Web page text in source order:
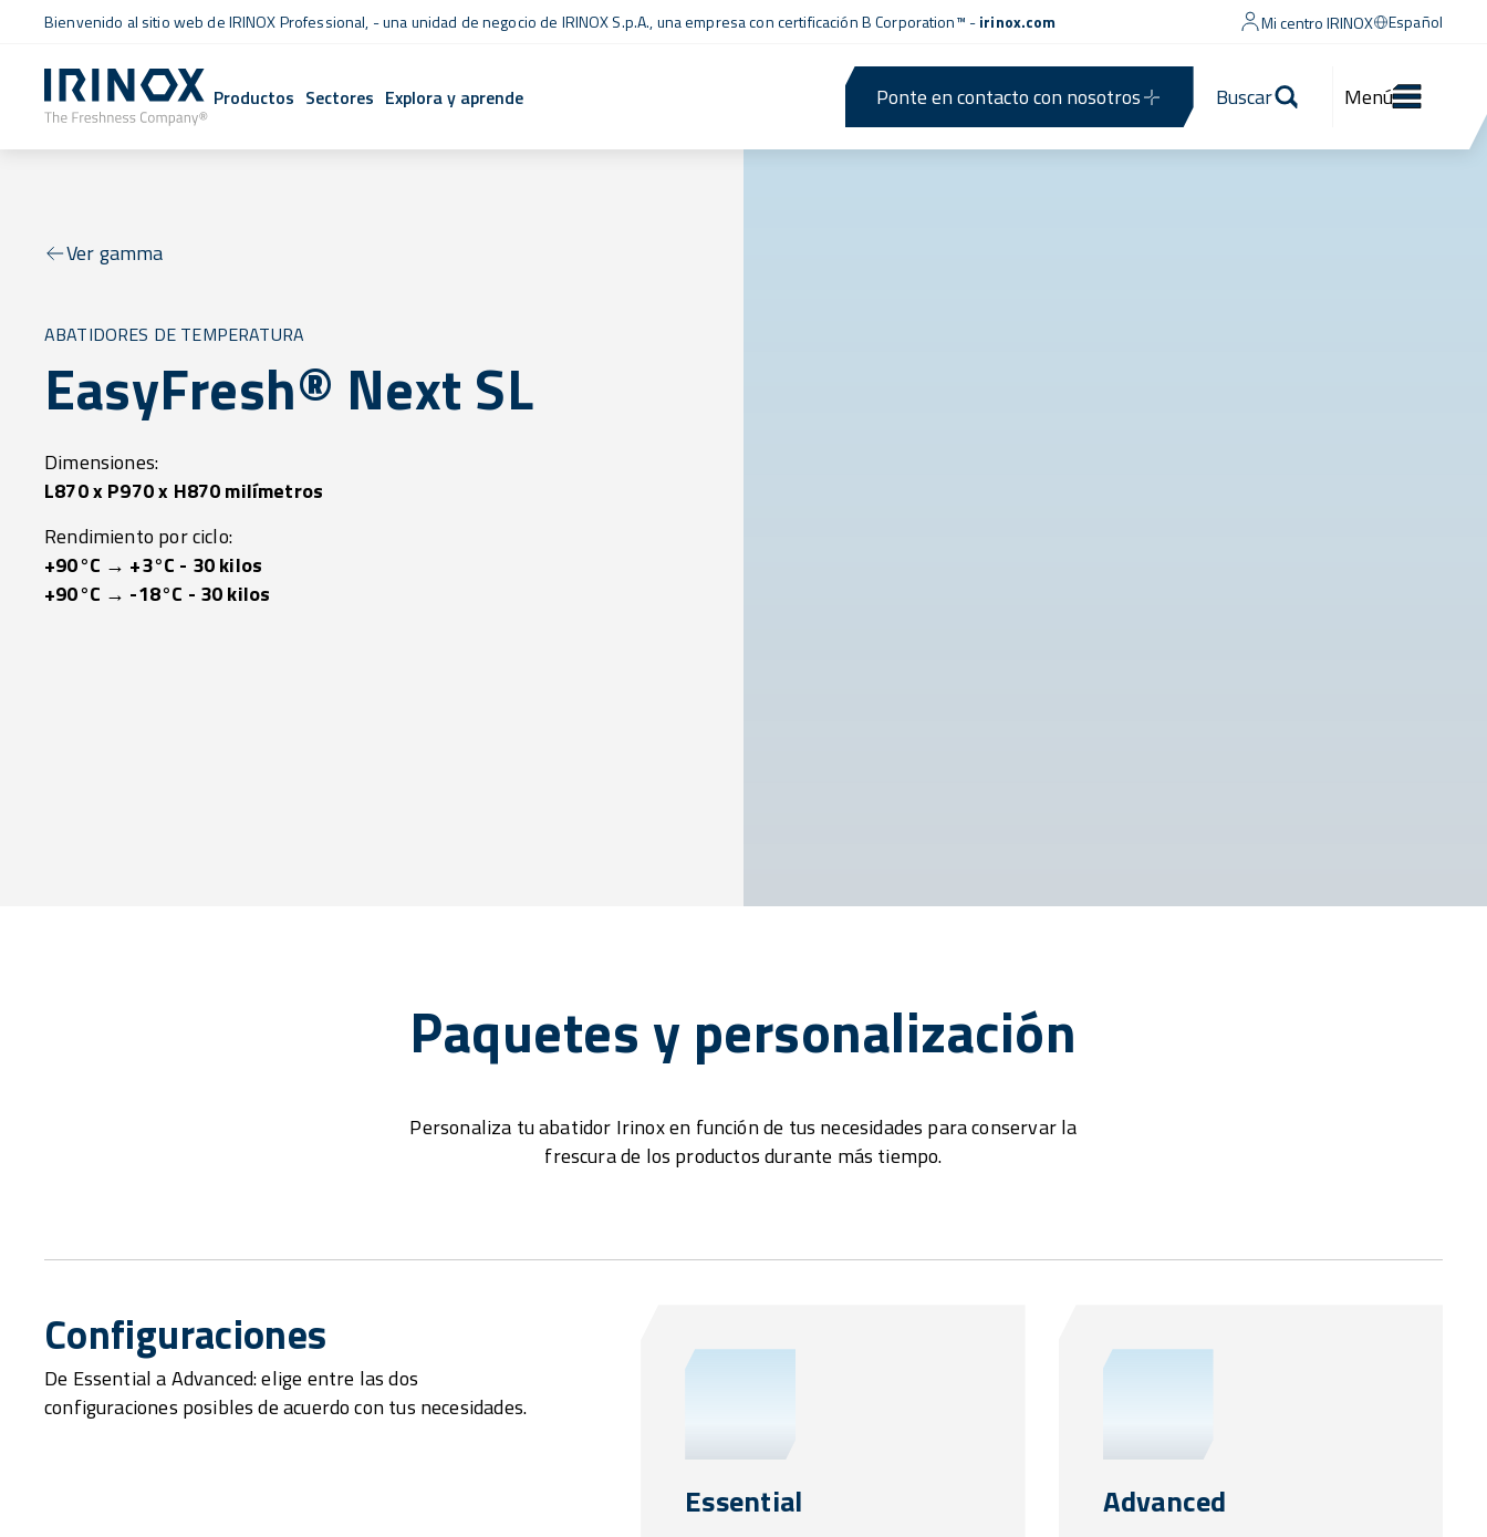
Bienvenido al sitio web de IRINOX Professional, - una unidad de negocio de IRINOX S.p.A., una empresa concertificación B Corporation™ -irinox.com Mi centro IRINOX Español
Productos Sectores Explora y aprende Ponte en contacto con nosotros Buscar Menú
Ver gamma
ABATIDORES DE TEMPERATURA
EasyFresh® Next SL
Dimensiones:
L870 x P970 x H870 milímetros
Rendimiento por ciclo:
+90°C → +3°C - 30 kilos
+90°C → -18°C - 30 kilos
Paquetes y personalización
Personaliza tu abatidor Irinox en función de tus necesidades para conservar la
frescura de los productos durante más tiempo.
Configuraciones
De Essential a Advanced: elige entre las dos
configuraciones posibles de acuerdo con tus necesidades.
Essential Advanced